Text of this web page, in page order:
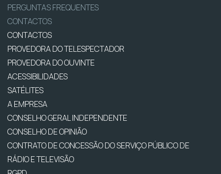
PERGUNTAS FREQUENTES
CONTACTOS
CONTACTOS
PROVEDORA DO TELESPECTADOR
PROVEDORA DO OUVINTE
ACESSIBILIDADES
SATÉLITES
A EMPRESA
CONSELHO GERAL INDEPENDENTE
CONSELHO DE OPINIÃO
CONTRATO DE CONCESSÃO DO SERVIÇO PÚBLICO DE
RÁDIO E TELEVISÃO